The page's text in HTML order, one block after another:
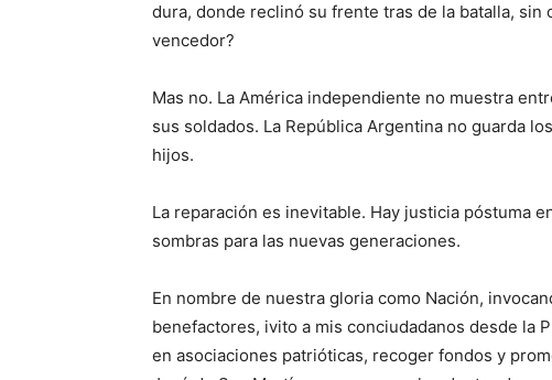
dura, donde reclinó su frente tras de la batalla,
vencedor?
Mas no. La América independiente no muestra
sus soldados. La República Argentina no guarda
hijos.
La reparación es inevitable. Hay justicia póstuma
sombras para las nuevas generaciones.
En nombre de nuestra gloria como Nación,
benefactores, ivito a mis conciudadanos desde la
en asociaciones patrióticas, recoger fondos y